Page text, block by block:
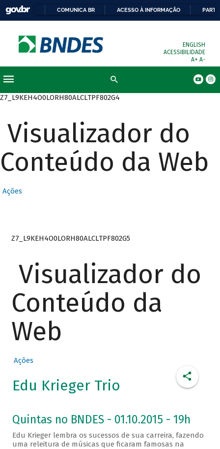
COMUNICA BR ACESSO À INFORMAÇÃO
ENGLISH
ACESSIBILIDADE
A+ A-
Z7_L9KEH4O0LORH80ALCLTPF802G4
Visualizador do
Conteúdo da Web
Ações
Z7_L9KEH4O0LORH80ALCLTPF802G5
Visualizador do
Conteúdo da
Web
Ações
Edu Krieger Trio
Quintas no BNDES - 01.10.2015 - 19h
Edu Krieger lembra os sucessos de sua carreira, fazendo
uma releitura de músicas que ficaram famosas na